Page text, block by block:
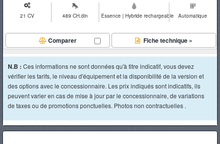
21 CV 489 CH.din Essence | Hybride rechargeable Automatique
Fiche technique »
Comparer
N.B : Ces informations ne sont données qu'à titre indicatif, vous devez
vérifier les tarifs, le niveau d'équipement et la disponibilité de la version et
des options avec le concessionnaire. Les prix indiqués sont indicatifs, ils
peuvent varier en cas de mise à jour par le concessionnaire, de variations
de taxes ou de promotions ponctuelles. Photos non contractuelles .